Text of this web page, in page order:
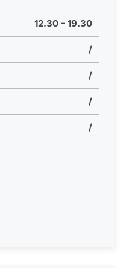
12.30 - 19.30
/
/
/
/